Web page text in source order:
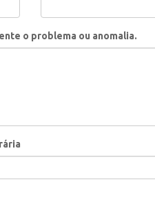
o problema ou anomalia.